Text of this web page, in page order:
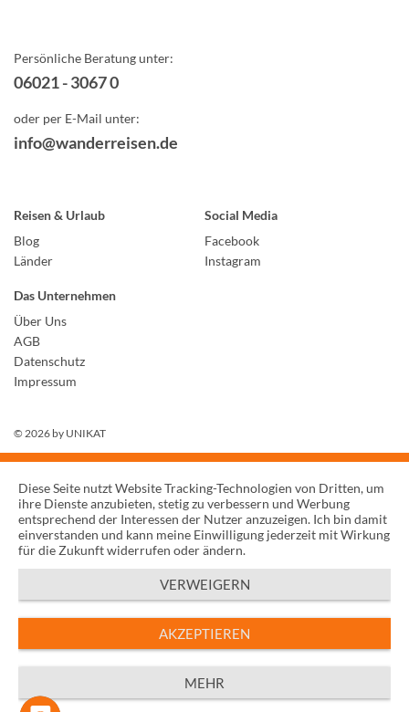
Persönliche Beratung unter:
06021 - 3067 0
oder per E-Mail unter:
info@wanderreisen.de
Reisen & Urlaub
Blog
Länder
Social Media
Facebook
Instagram
Das Unternehmen
Über Uns
AGB
Datenschutz
Impressum
© 2026 by UNIKAT
Diese Seite nutzt Website Tracking-Technologien von Dritten, um
ihre Dienste anzubieten, stetig zu verbessern und Werbung
entsprechend der Interessen der Nutzer anzuzeigen. Ich bin damit
einverstanden und kann meine Einwilligung jederzeit mit Wirkung
für die Zukunft widerrufen oder ändern.
VERWEIGERN
AKZEPTIEREN
MEHR